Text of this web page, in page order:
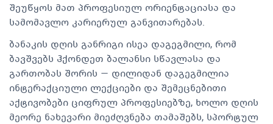
შეუწყოს მათ პროფესიულ ორიენტაციასა და
სამომავლო კარიერულ განვითარებას.
ბანაკის დღის განრიგი ისეა დაგეგმილი, რომ
ბავშვებს ჰქონდეთ ბალანსი სწავლასა და
გართობას შორის — დილიდან დაგეგმილია
ინტერაქციული ლექციები და შემეცნებითი
აქტივობები ციფრულ პროფესიებზე, ხოლო დღის
მეორე ნახევარი მიეძღვნება თამაშებს, სპორტულ